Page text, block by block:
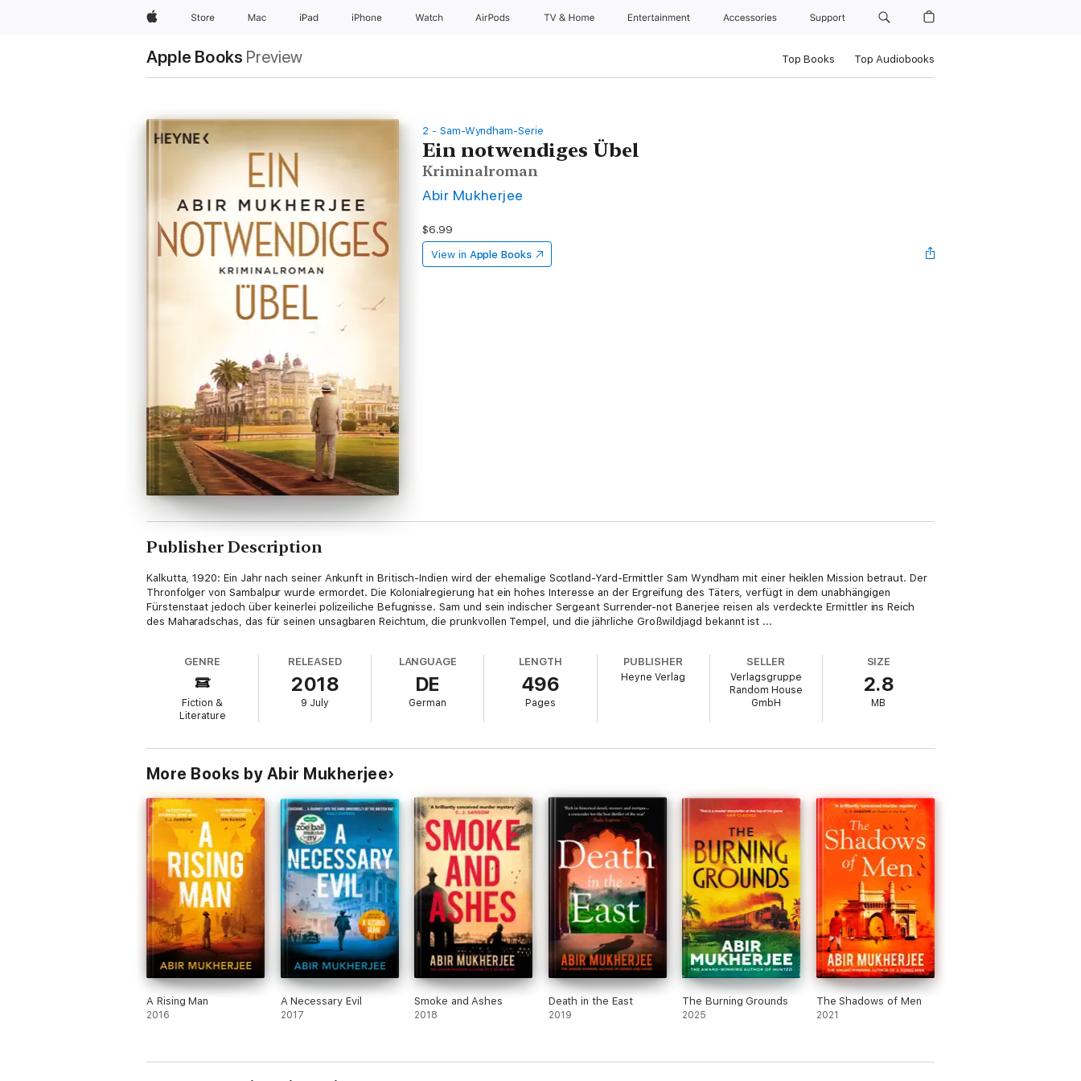
AppleStore Mac iPad iPhone Watch AirPods TV & Home Entertainment Accessories Support
Apple Books Preview Top Books Top Audiobooks
2 - Sam-Wyndham-Serie
Ein notwendiges Übel
Kriminalroman
Abir Mukherjee
$6.99
View in Apple Books
Publisher Description
Kalkutta, 1920: Ein Jahr nach seiner Ankunft in Britisch-Indien wird der ehemalige Scotland-Yard-Ermittler Sam Wyndham mit einer heiklen Mission betraut. Der
Thronfolger von Sambalpur wurde ermordet. Die Kolonialregierung hat ein hohes Interesse an der Ergreifung des Täters, verfügt in dem unabhängigen
Fürstenstaat jedoch über keinerlei polizeiliche Befugnisse. Sam und sein indischer Sergeant Surrender-not Banerjee reisen als verdeckte Ermittler ins Reich
des Maharadschas, das für seinen unsagbaren Reichtum, die prunkvollen Tempel, und die jährliche Großwildjagd bekannt ist ...
GENRE
Fiction &
Literature
RELEASED
2018
9 July
LANGUAGE
DE
German
LENGTH
496
Pages
PUBLISHER
Heyne Verlag
SELLER
Verlagsgruppe
Random House
GmbH
SIZE
2.8
MB
More Books by Abir Mukherjee
A Rising Man
2016
A Necessary Evil
2017
Smoke and Ashes
2018
Death in the East
2019
The Burning Grounds
2025
The Shadows of Men
2021